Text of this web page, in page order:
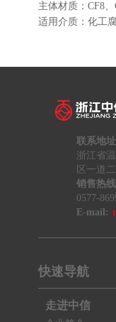
主体材质：CF8、
适用介质：化工
联系地
浙江省
区一道
销售热
0577-
E-mail:
快速导航
走进中信